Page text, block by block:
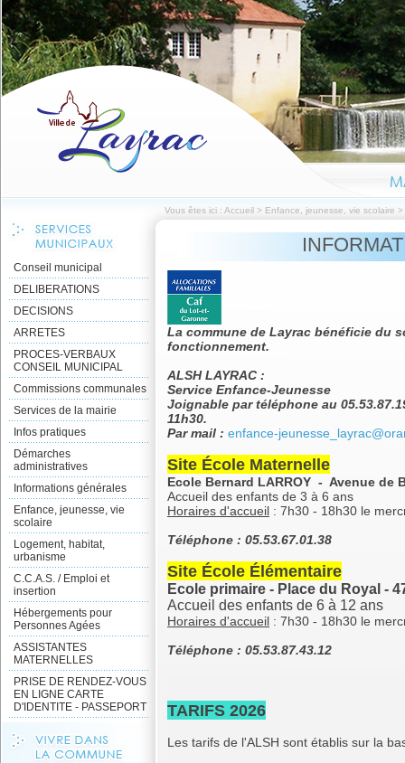
Vous êtes ici : Accueil > Enfance, jeunesse, vie scolaire >
Conseil municipal
DELIBERATIONS
DECISIONS
ARRETES
PROCES-VERBAUX
CONSEIL MUNICIPAL
Commissions communales
Services de la mairie
Infos pratiques
Démarches
administratives
Informations générales
Enfance, jeunesse, vie
scolaire
Logement, habitat,
urbanisme
C.C.A.S. / Emploi et
insertion
Hébergements pour
Personnes Agées
ASSISTANTES
MATERNELLES
PRISE DE RENDEZ-VOUS
EN LIGNE CARTE
D'IDENTITE - PASSEPORT
La commune de Layrac bénéficie du
fonctionnement.
ALSH LAYRAC :
Service Enfance-Jeunesse
Joignable par téléphone au
11h30.
Par mail : enfance-
Site École Maternelle
Ecole Bernard LARROY - Avenue de
Accueil des enfants de 3 à 6 ans
Horaires d'accueil : 7h30 - 18h30 le
Téléphone : 05.53.67.01.38
Site École Élémentaire
Ecole primaire - Place du Royal -
Accueil des enfants de 6 à 12 ans
Horaires d'accueil : 7h30 - 18h30 le
Téléphone : 05.53.87.43.12
TARIFS 2026
Les tarifs de l'ALSH sont établis sur la